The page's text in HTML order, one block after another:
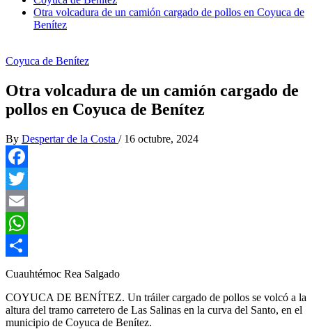
Otra volcadura de un camión cargado de pollos en Coyuca de
Benítez
Coyuca de Benítez
Otra volcadura de un camión cargado de
pollos en Coyuca de Benítez
By Despertar de la Costa / 16 octubre, 2024
Facebook
Twitter
Email
WhatsApp
Compartir
Cuauhtémoc Rea Salgado
COYUCA DE BENÍTEZ. Un tráiler cargado de pollos se volcó a la
altura del tramo carretero de Las Salinas en la curva del Santo, en el
municipio de Coyuca de Benítez.